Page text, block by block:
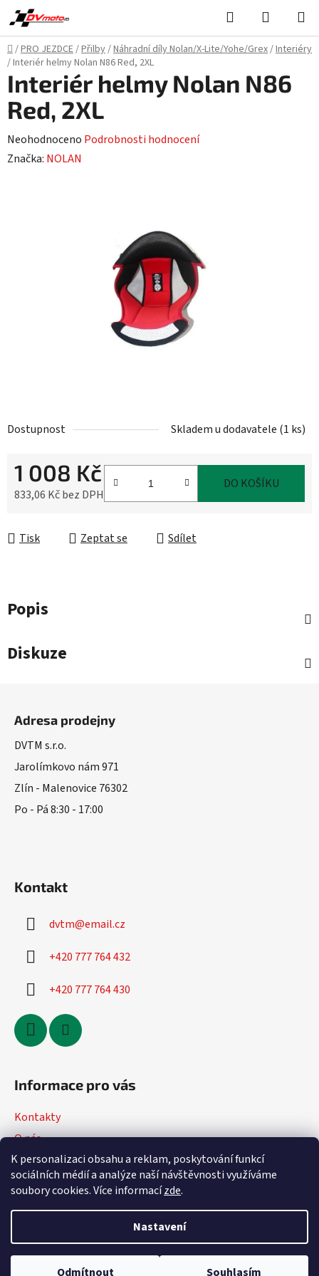
K personalizaci obsahu a reklam, poskytování funkcí
sociálních médií a analýze naší návštěvnosti využíváme
soubory cookies. Více informacízde.
Nastavení
Odmítnout Souhlasím
Přejít
na
obsah
Hledat
KOŠÍK
Domů
/PRO JEZDCE/Přilby/Náhradní díly Nolan/X-Lite/Yohe/Grex/Interiéry
/Interiér helmy Nolan N86 Red, 2XL
Dostupnost Skladem u dodavatele (1 ks)
1 008 Kč
833,06 Kč bez DPH
DO KOŠÍKU
Tisk Zeptat se Sdílet
Interiér helmy Nolan N86
Red, 2XL
Průměrné
hodnocení
Neohodnoceno Podrobnosti hodnocení
Značka: NOLAN
Popis
Diskuze
Adresa prodejny
DVTM s.r.o.
Jarolímkovo nám 971
Zlín - Malenovice 76302
Po - Pá 8:30 - 17:00
Kontakt
dvtm@email.cz
+420 777 764 432
+420 777 764 430
Informace pro vás
Kontakty
O nás
Jak nakupovat
Obchodní podmínky
Vytvořil Shoptet